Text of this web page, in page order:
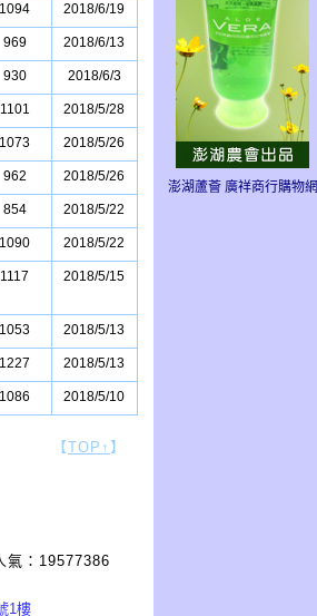
1094 2018/6/19
969 2018/6/13
930 2018/6/3
1101 2018/5/28
1073 2018/5/26
962 2018/5/26
854 2018/5/22
1090 2018/5/22
1117 2018/5/15
1053 2018/5/13
1227 2018/5/13
1086 2018/5/10
【TOP↑ 】
氣：19577386
1樓
澎湖蘆薈 廣祥商行購物網